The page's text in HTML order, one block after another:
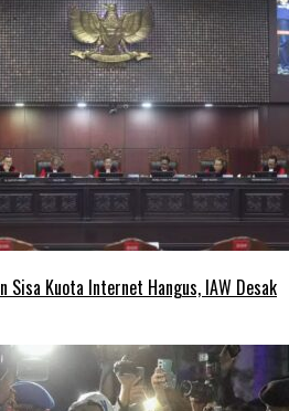
Sisa Kuota Internet Hangus, IAW Desak